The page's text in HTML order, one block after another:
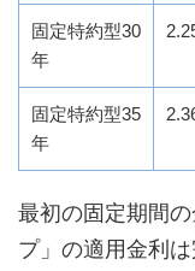
固定特約型30
年
固定特約型35
年
最初の固定期間
プ」の適用金利は